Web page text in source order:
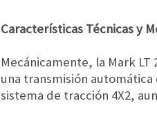
Características Técnicas y
Mecánicamente, la Mark
una transmisión
sistema de tracción 4X2,